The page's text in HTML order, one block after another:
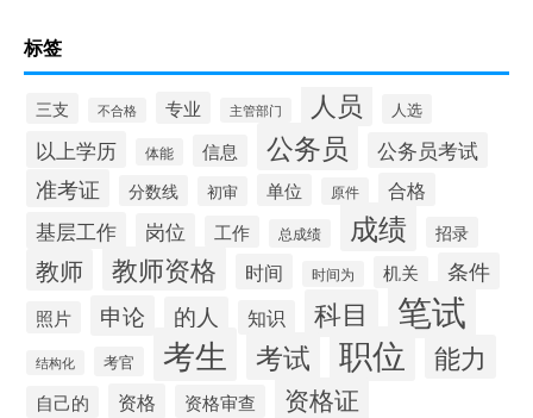
标签
三支 不合格 专业 主管部门 人员 人选
以上学历 体能 信息 公务员 公务员考试
准考证 分数线 初审 单位 原件 合格
基层工作 岗位 工作 总成绩 成绩 招录
教师 教师资格 时间 时间为 机关 条件
照片 申论 的人 知识 科目 笔试
结构化 考官 考生 考试 职位 能力
自己的 资格 资格审查 资格证